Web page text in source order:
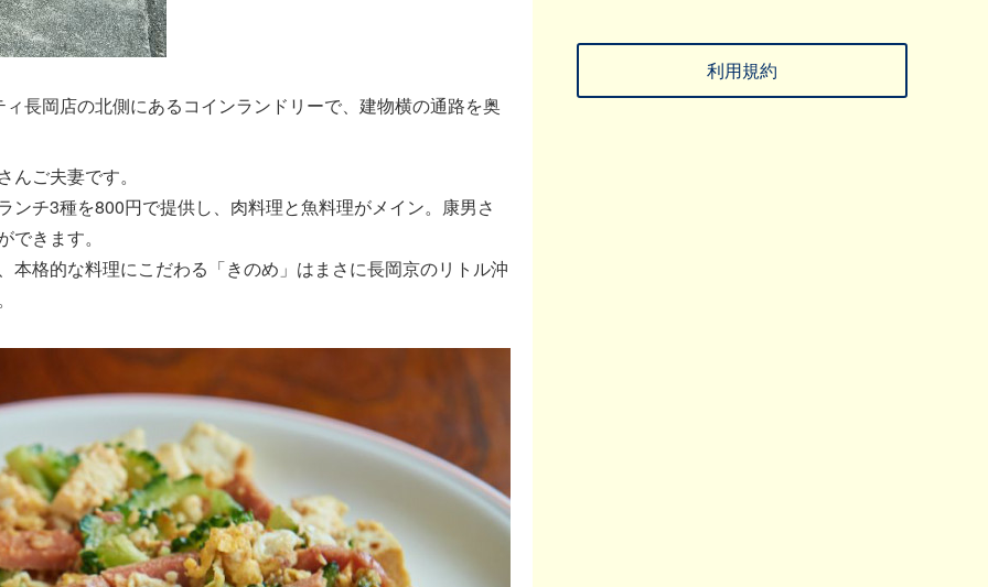
長岡店の北側にあるコインランドリーで、建物横の通路を奥
ご夫妻です。
チ3種を800円で提供し、肉料理と魚料理がメイン。康男さ
きます。
格的な料理にこだわる「きのめ」はまさに長岡京のリトル沖
利用規約